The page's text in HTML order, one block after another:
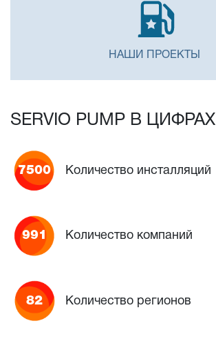
НАШИ ПРОЕКТЫ
SERVIO PUMP В ЦИФРАХ
7500 Количество инсталляций
991 Количество компаний
82 Количество регионов